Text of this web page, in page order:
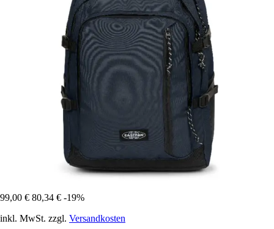
99,00 € 80,34 € -19%
inkl. MwSt. zzgl. Versandkosten